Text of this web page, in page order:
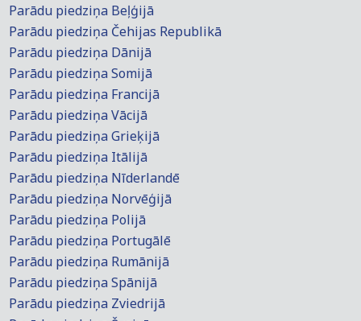
Parādu piedziņa Beļģijā
Parādu piedziņa Čehijas Republikā
Parādu piedziņa Dānijā
Parādu piedziņa Somijā
Parādu piedziņa Francijā
Parādu piedziņa Vācijā
Parādu piedziņa Grieķijā
Parādu piedziņa Itālijā
Parādu piedziņa Nīderlandē
Parādu piedziņa Norvēģijā
Parādu piedziņa Polijā
Parādu piedziņa Portugālē
Parādu piedziņa Rumānijā
Parādu piedziņa Spānijā
Parādu piedziņa Zviedrijā